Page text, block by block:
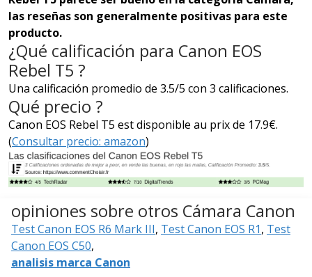
las reseñas son generalmente positivas para este
producto.
¿Qué calificación para Canon EOS
Rebel T5 ?
Una calificación promedio de 3.5/5 con 3 calificaciones.
Qué precio ?
Canon EOS Rebel T5 est disponible au prix de 17.9€.
(Consultar precio: amazon)
opiniones sobre otros Cámara Canon
Test Canon EOS R6 Mark III, Test Canon EOS R1, Test
Canon EOS C50,
analisis marca Canon